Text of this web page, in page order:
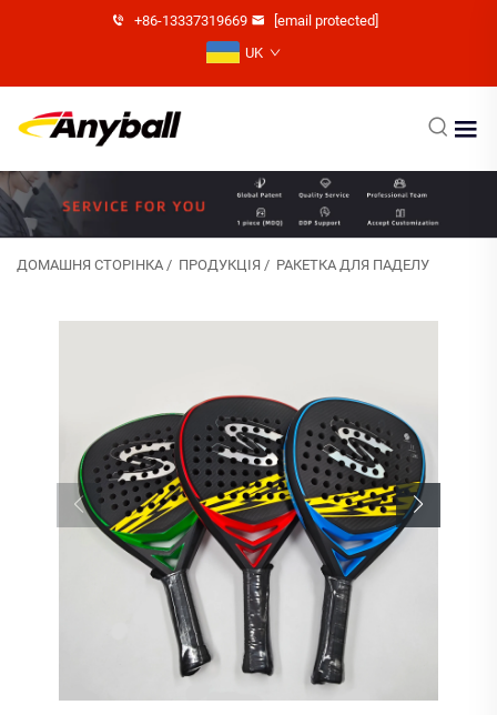
+86-13337319669
[email protected]
UK
ДОМАШНЯ СТОРІНКА / ПРОДУКЦІЯ / РАКЕТКА ДЛЯ ПАДЕЛУ